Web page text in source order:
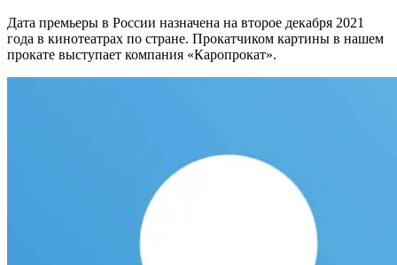
Дата премьеры в России назначена на второе декабря 2021
года в кинотеатрах по стране. Прокатчиком картины в нашем
прокате выступает компания «Каропрокат».